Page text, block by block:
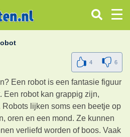
4 6
Een robot is een fantasie figuur
Een robot kan grappig zijn,
lijken soms een beetje op
oren en een mond. Ze kunnen
verliefd worden of boos. Vaak